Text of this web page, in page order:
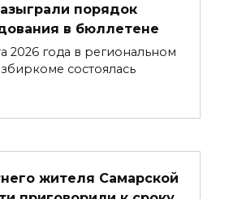
порядок
в бюллетене
2026 года в региональном
состоялась
жителя Самарской